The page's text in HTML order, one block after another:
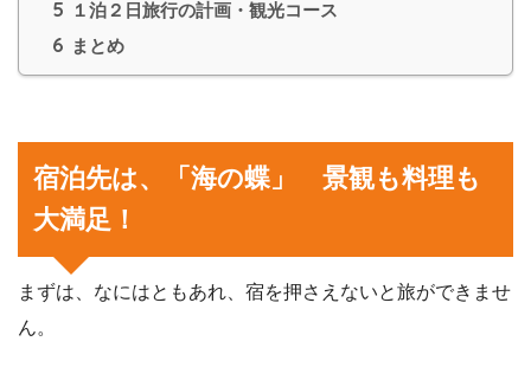
5 １泊２日旅行の計画・観光コース
6 まとめ
宿泊先は、「海の蝶」 景観も料理も
大満足！
まずは、なにはともあれ、宿を押さえないと旅ができませ
ん。